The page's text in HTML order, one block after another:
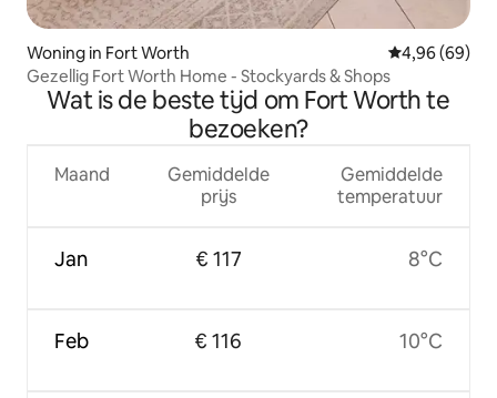
Woning in Fort Worth Gemiddelde
4,96 (69)
Gezellig Fort Worth Home - Stockyards & Shops
Wat is de beste tijd om Fort Worth te
bezoeken?
Maand
Jan
Feb
Gemiddelde
prijs
€ 117
€ 116
Gemiddelde
temperatuur
8°C
10°C